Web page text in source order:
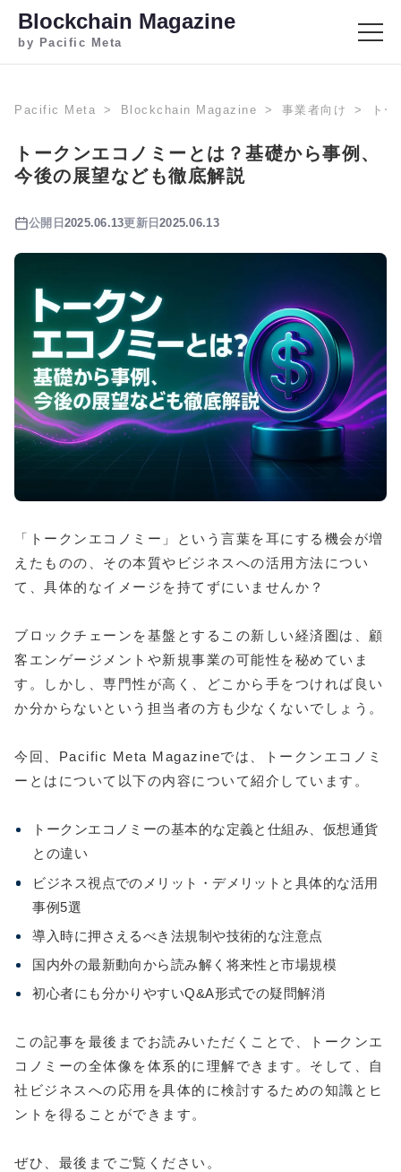
Blockchain Magazine
by Pacific Meta
Pacific Meta Blockchain Magazine 事業者向け ト
トークンエコノミーとは？基礎から事例、
今後の展望なども徹底解説
公開日 2025.06.13更新日2025.06.13
「トークンエコノミー」という言葉を耳にする機会が増
えたものの、その本質やビジネスへの活用方法につい
て、具体的なイメージを持てずにいませんか？
ブロックチェーンを基盤とするこの新しい経済圏は、顧
客エンゲージメントや新規事業の可能性を秘めていま
す。しかし、専門性が高く、どこから手をつければ良い
か分からないという担当者の方も少なくないでしょう。
今回、Pacific Meta Magazineでは、トークンエコノミ
ーとはについて以下の内容について紹介しています。
トークンエコノミーの基本的な定義と仕組み、仮想通貨
との違い
ビジネス視点でのメリット・デメリットと具体的な活用
事例5選
導入時に押さえるべき法規制や技術的な注意点
国内外の最新動向から読み解く将来性と市場規模
初心者にも分かりやすいQ&A形式での疑問解消
この記事を最後までお読みいただくことで、トークンエ
コノミーの全体像を体系的に理解できます。そして、自
社ビジネスへの応用を具体的に検討するための知識とヒ
ントを得ることができます。
ぜひ、最後までご覧ください。